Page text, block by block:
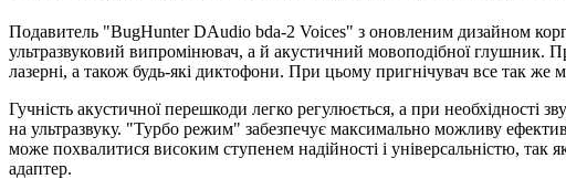
Подавитель "BugHunter DAudio bda-2 Voices" з оновленим дизайном
ультразвуковий випромінювач, а й акустичний мовоподібної глушник.
лазерні, а також будь-які диктофони. При цьому пригнічувач все так же
Гучність акустичної перешкоди легко регулюється, а при
на ультразвуку. "Турбо режим" забезпечує максимально можливу
може похвалитися високим ступенем надійності і універсальністю, так
адаптер.